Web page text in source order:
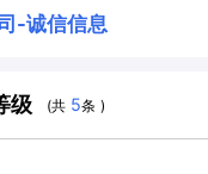
-诚信信息
级 (共 5条 )